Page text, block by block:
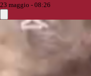
23 maggio - 08:26